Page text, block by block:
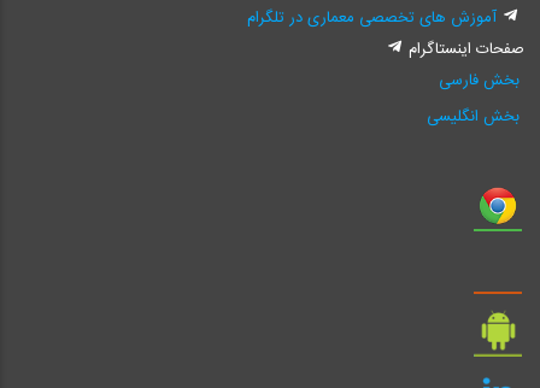
آموزش های تخصصی معماری در تلگرام
صفحات اینستاگرام
بخش فارسی
بخش انگلیسی